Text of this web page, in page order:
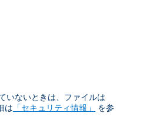
いないときは、ファイルは
は 「セキュリティ情報」
を参